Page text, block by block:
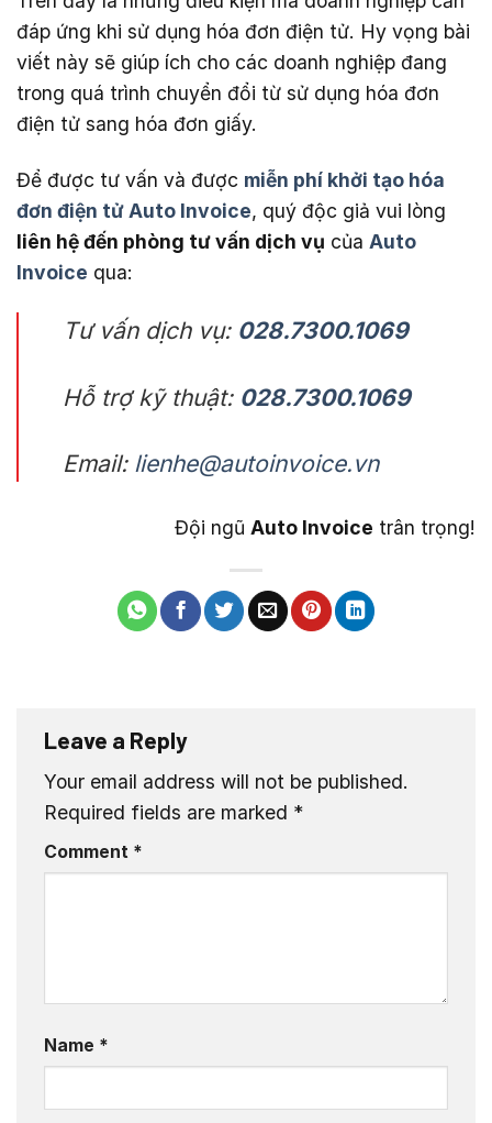
đáp ứng khi sử dụng hóa đơn điện tử. Hy vọng bài
viết này sẽ giúp ích cho các doanh nghiệp đang
trong quá trình chuyển đổi từ sử dụng hóa đơn
điện tử sang hóa đơn giấy.
Để được tư vấn và được miễn phí khởi tạo hóa
đơn điện tử Auto Invoice, quý độc giả vui lòng
liên hệ đến phòng tư vấn dịch vụ của Auto
Invoice qua:
Tư vấn dịch vụ: 028.7300.1069
Hỗ trợ kỹ thuật: 028.7300.1069
Email: lienhe@autoinvoice.vn
Đội ngũ Auto Invoice trân trọng!
Leave a Reply
Your email address will not be published.
Required fields are marked *
Comment *
Name *